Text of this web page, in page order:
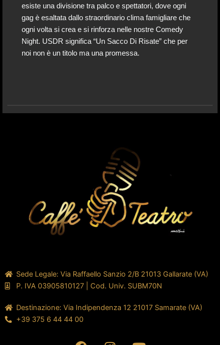
esiste una divisione tra palco e spettatori, dove ogni
gag è esaltata dallo straordinario clima famigliare che
ogni volta si crea e si rinforza nelle nostre Comedy
Night. USDR significa “Un Sacco Di Risate” che per
noi non è un titolo ma una promessa.
Sede Legale: Via Raffaello Sanzio 2/B 21013 Gallarate (VA)
P. IVA 03905810127 | Cod. Univ. SUBM70N
Destinazione: Via Indipendenza 12 21017 Samarate (VA)
+39 375 6 44 44 00
F I Y